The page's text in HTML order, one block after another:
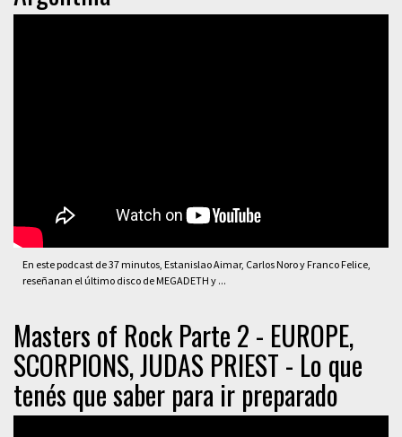
En este podcast de 37 minutos, Estanislao Aimar, Carlos Noro y Franco Felice,
reseñanan el último disco de MEGADETH y ...
Masters of Rock Parte 2 - EUROPE,
SCORPIONS, JUDAS PRIEST - Lo que
tenés que saber para ir preparado